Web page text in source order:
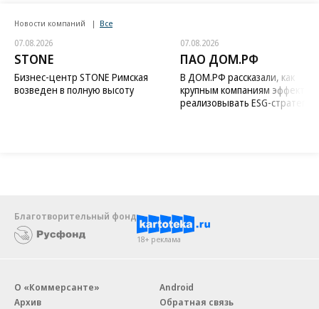
Новости компаний Все
07.08.2026
STONE
Бизнес-центр STONE Римская
возведен в полную высоту
07.08.2026
ПАО ДОМ.РФ
В ДОМ.РФ рассказали, как
крупным компаниям
реализовывать ESG-стратегию
Благотворительный фонд
18+ реклама
О «Коммерсанте»
Архив
Android
Обратная связь